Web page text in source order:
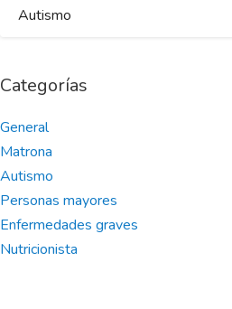
Categorías
General
Matrona
Autismo
Personas mayores
Enfermedades graves
Nutricionista